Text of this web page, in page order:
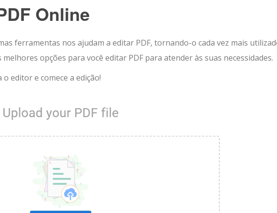
Online
ferramentas nos ajudam a editar PDF, tornando-o cada vez mais
melhores opções para você editar PDF para atender às suas necessidades.
editor e comece a edição!